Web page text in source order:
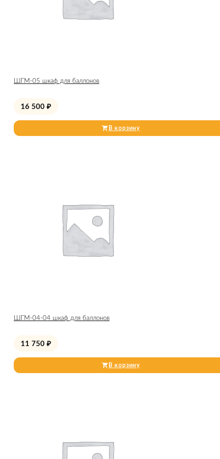
ШГМ-05 шкаф для баллонов
16 500 ₽
В корзину
ШГМ-04-04 шкаф для баллонов
11 750 ₽
В корзину